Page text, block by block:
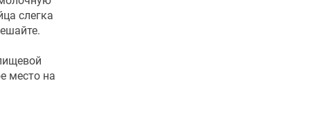
слегка
место на